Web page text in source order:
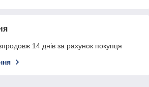
14 днів за рахунок покупця